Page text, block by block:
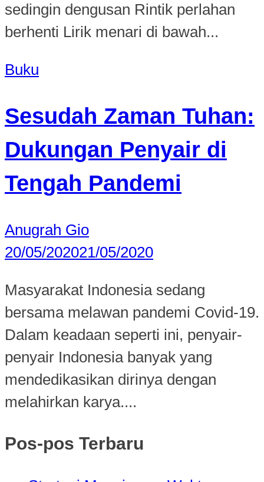
sedingin dengusan Rintik perlahan
berhenti Lirik menari di bawah...
Buku
Sesudah Zaman Tuhan:
Dukungan Penyair di
Tengah Pandemi
Anugrah Gio
20/05/202021/05/2020
Masyarakat Indonesia sedang
bersama melawan pandemi Covid-19.
Dalam keadaan seperti ini, penyair-
penyair Indonesia banyak yang
mendedikasikan dirinya dengan
melahirkan karya....
Pos-pos Terbaru